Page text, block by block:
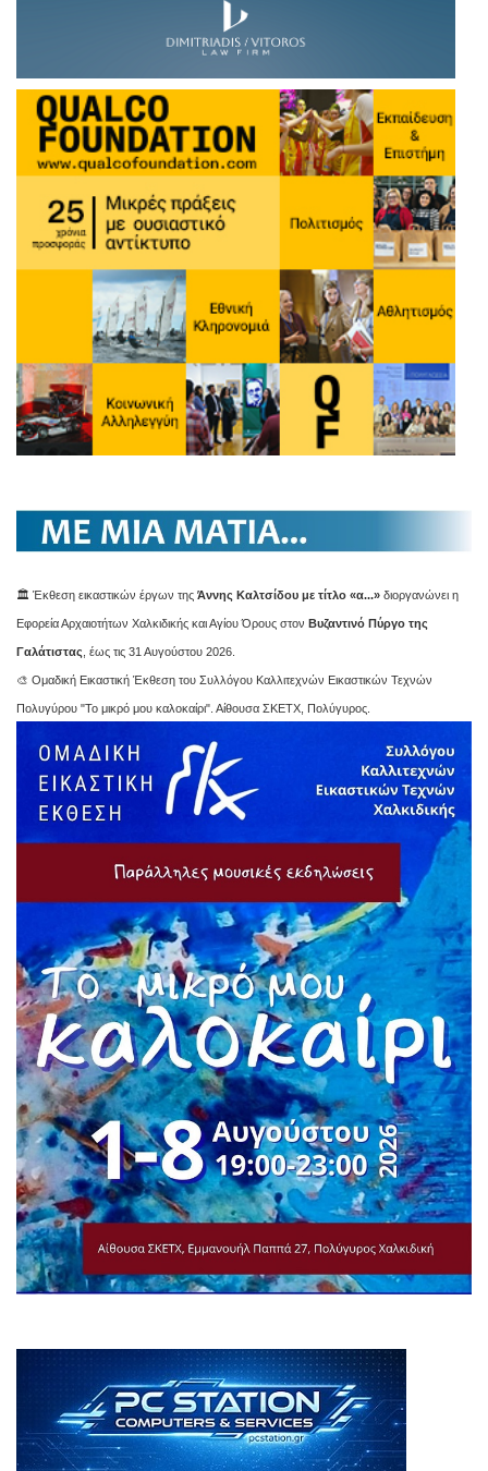
🏛️ Έκθεση εικαστικών έργων της Άννης Καλτσίδου με τίτλο «α...» διοργανώνει η
Εφορεία Αρχαιοτήτων Χαλκιδικής και Αγίου Όρους στον Βυζαντινό Πύργο της
Γαλάτιστας , έως τις 31 Αυγούστου 2026.
🎨 Ομαδική Εικαστική Έκθεση του Συλλόγου Καλλιτεχνών Εικαστικών Τεχνών
Πολυγύρου "Το μικρό μου καλοκαίρι". Αίθουσα ΣΚΕΤΧ, Πολύγυρος.